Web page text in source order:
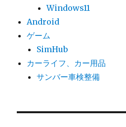
Windows11
Android
ゲーム
SimHub
カーライフ、カー用品
サンバー車検整備